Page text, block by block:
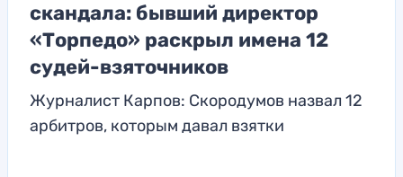
скандала: бывший директор
«Торпедо» раскрыл имена 12
судей-взяточников
Журналист Карпов: Скородумов назвал 12
арбитров, которым давал взятки